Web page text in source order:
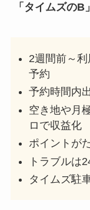
「タイムズのB
2週間前～
予約
予約時間内
空き地や月
ロで収益化
ポイントが
トラブルは
タイムズ駐